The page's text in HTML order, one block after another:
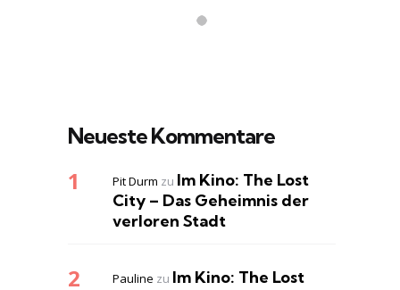
Neueste Kommentare
Pit Durm zu Im Kino: The Lost
City – Das Geheimnis der
verloren Stadt
Pauline zu Im Kino: The Lost